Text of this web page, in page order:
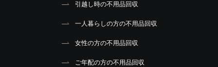
引越し時の不用品回収
一人暮らしの方の不用品回収
女性の方の不用品回収
ご年配の方の不用品回収